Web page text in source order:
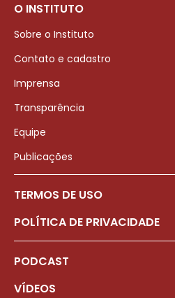
O INSTITUTO
Sobre o Instituto
Contato e cadastro
Imprensa
Transparência
Equipe
Publicações
TERMOS DE USO
POLÍTICA DE PRIVACIDADE
PODCAST
VÍDEOS